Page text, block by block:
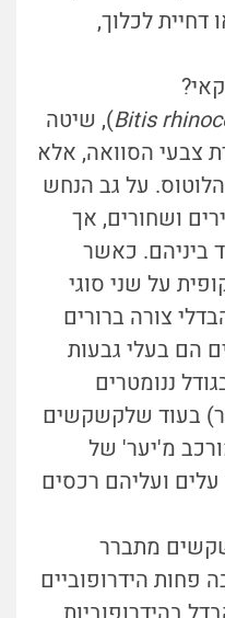
דחיית לכלוך,
Bitis), שיטה
צבעי הסוואה, אלא
על גב הנחש
ושחורים, אך
ביניהם. כאשר
על שני סוגי
צורה ברורים
הם בעלי גבעות
ננומטרים
בעוד שלקשקשים
מ'יער' של
עלים ועליהם רכסים
מתברר
הידרופוביים